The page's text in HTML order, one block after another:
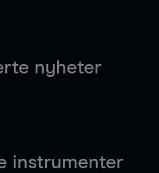
nyheter
instrumenter